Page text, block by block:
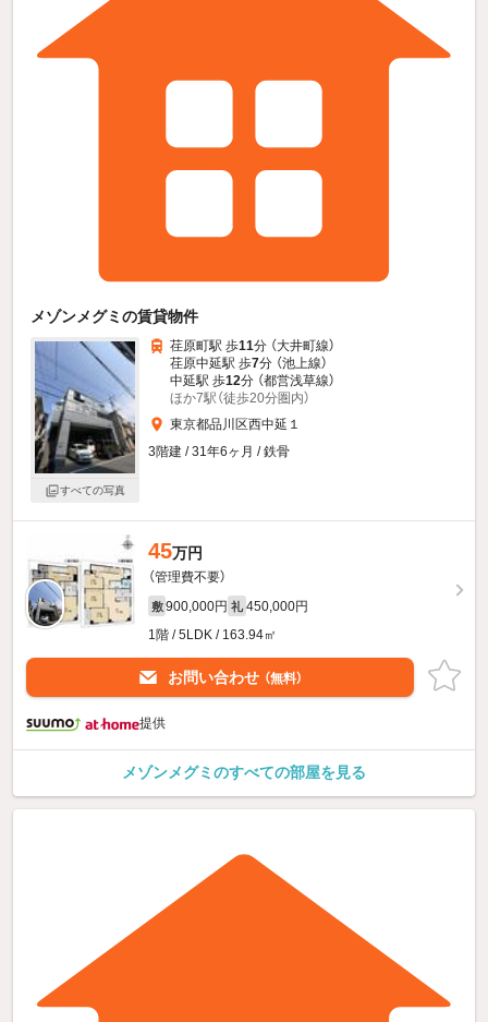
メゾンメグミの賃貸物件
すべての写真
荏原町駅 歩11分 （大井町線）
荏原中延駅 歩7分 （池上線）
中延駅 歩12分 （都営浅草線）
ほか7駅（徒歩20分圏内）
東京都品川区西中延１
3階建 / 31年6ヶ月 / 鉄骨
45万円
（管理費不要）
敷 900,000円 礼 450,000円
1階 / 5LDK / 163.94㎡
お問い合わせ （無料）
提供
メゾンメグミのすべての部屋を見る